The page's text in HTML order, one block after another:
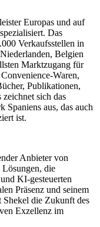
Europas und auf
Das
Verkaufsstellen in
Belgien
Marktzugang für
Waren,
Publikationen,
sich das
Spaniens aus, das auch
ist.
Anbieter von
die
KI-gesteuerten
Präsenz und seinem
Shekel die Zukunft des
Exzellenz im